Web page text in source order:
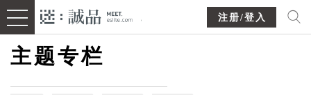
注册/登入
主题专栏